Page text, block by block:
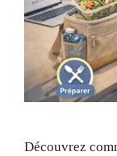
Découvrez